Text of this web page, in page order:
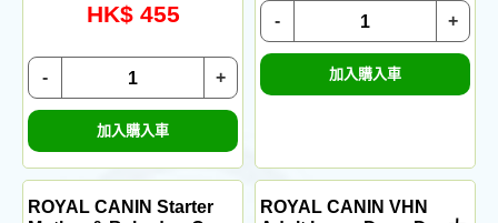
HK$ 455
+
-
加入購入車
+
-
加入購入車
ROYAL CANIN Starter
ROYAL CANIN VHN